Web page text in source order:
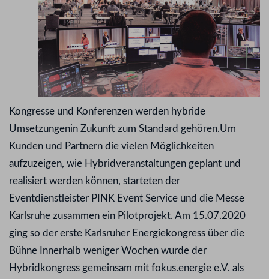
Kongresse und Konferenzen werden hybride
Umsetzungenin Zukunft zum Standard gehören.Um
Kunden und Partnern die vielen Möglichkeiten
aufzuzeigen, wie Hybridveranstaltungen geplant und
realisiert werden können, starteten der
Eventdienstleister PINK Event Service und die Messe
Karlsruhe zusammen ein Pilotprojekt. Am 15.07.2020
ging so der erste Karlsruher Energiekongress über die
Bühne Innerhalb weniger Wochen wurde der
Hybridkongress gemeinsam mit fokus.energie e.V. als